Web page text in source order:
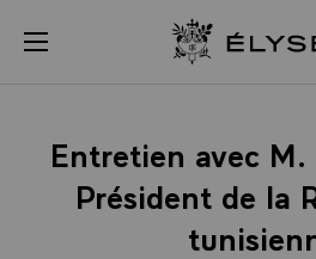
menu
Entretien avec M.
Président de la
Panneau de gestion des cookies